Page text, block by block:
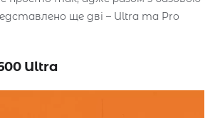
ще дві – Ultra та Pro
Ultra